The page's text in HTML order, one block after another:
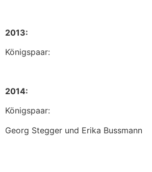
2013:
Königspaar:
2014:
Königspaar:
Georg Stegger und Erika Bussmann